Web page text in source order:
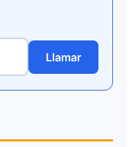
Llamar